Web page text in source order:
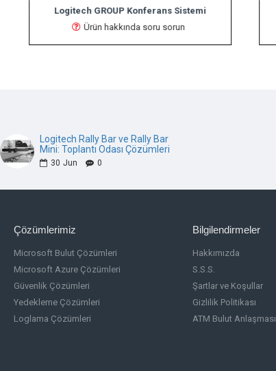
Logitech GROUP Konferans Sistemi
Ürün hakkında soru sorun
Logitech Rally Bar ve Rally Bar
Mini: Toplantı Odası Çözümleri
30 Jun 0
Çözümlerimiz
Microsoft Bulut Çözümleri
Microsoft Azure Çözümleri
Güvenlik Çözümleri
Yedekleme Çözümleri
Loglama Çözümleri
Bilgilendirmeler
Hakkımızda
S.S.S.
Şartlar ve Koşullar
Gizlilik Politikası
ATM Bulut Anlaşması